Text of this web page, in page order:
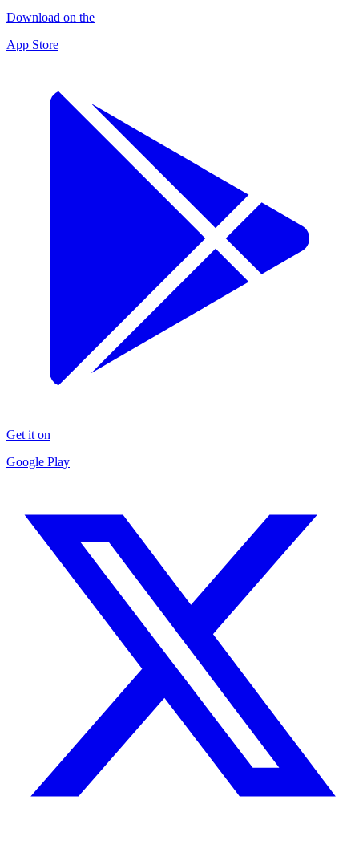
Download on the
App Store
Get it on
Google Play